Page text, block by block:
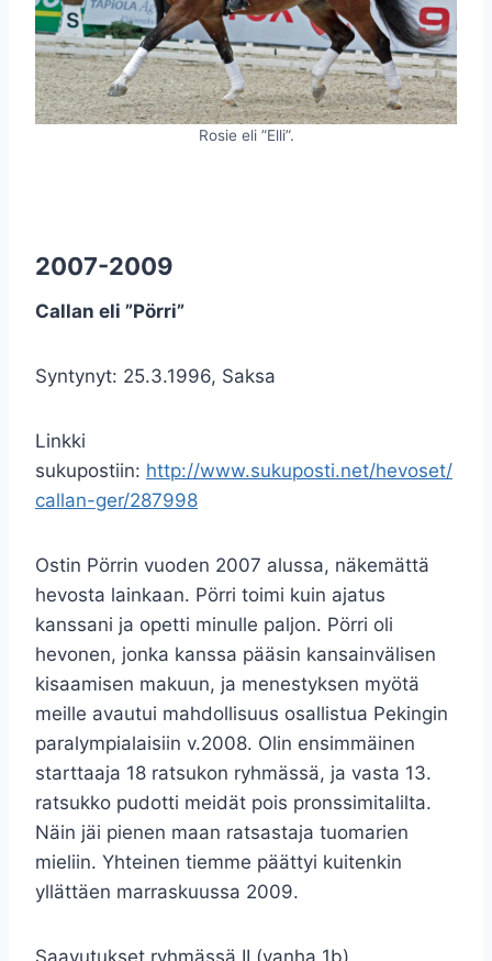
Rosie eli ”Elli”.
2007-2009
Callan eli ”Pörri”
Syntynyt: 25.3.1996, Saksa
Linkki
sukupostiin: http://www.sukuposti.net/hevoset/
callan-ger/287998
Ostin Pörrin vuoden 2007 alussa, näkemättä
hevosta lainkaan. Pörri toimi kuin ajatus
kanssani ja opetti minulle paljon. Pörri oli
hevonen, jonka kanssa pääsin kansainvälisen
kisaamisen makuun, ja menestyksen myötä
meille avautui mahdollisuus osallistua Pekingin
paralympialaisiin v.2008. Olin ensimmäinen
starttaaja 18 ratsukon ryhmässä, ja vasta 13.
ratsukko pudotti meidät pois pronssimitalilta.
Näin jäi pienen maan ratsastaja tuomarien
mieliin. Yhteinen tiemme päättyi kuitenkin
yllättäen marraskuussa 2009.